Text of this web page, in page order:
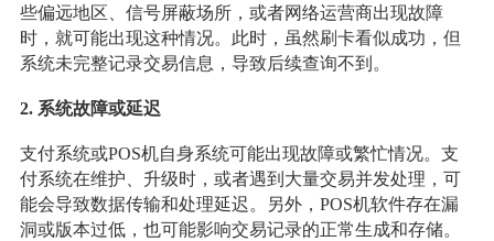
些偏远地区、信号屏蔽场所，或者网络运营商出现故障
时，就可能出现这种情况。此时，虽然刷卡看似成功，但
系统未完整记录交易信息，导致后续查询不到。
2. 系统故障或延迟
支付系统或POS机自身系统可能出现故障或繁忙情况。支
付系统在维护、升级时，或者遇到大量交易并发处理，可
能会导致数据传输和处理延迟。另外，POS机软件存在漏
洞或版本过低，也可能影响交易记录的正常生成和存储。